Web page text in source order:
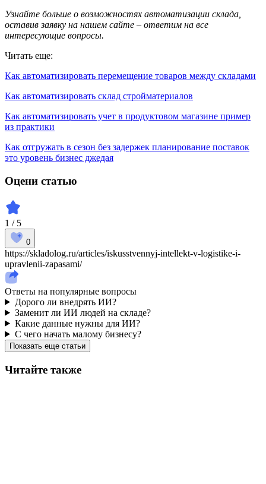
Узнайте больше о возможностях автоматизации склада,
оставив заявку на нашем сайте – ответим на все
интересующие вопросы.
Читать еще:
Как автоматизировать перемещение товаров между складами
Как автоматизировать склад стройматериалов
Как автоматизировать учет в продуктовом магазине пример
из практики
Как отгружать в сезон без задержек планирование поставок
это уровень бизнес джедая
Оцени статью
1 / 5
0
https://skladolog.ru/articles/iskusstvennyj-intellekt-v-logistike-i-
upravlenii-zapasami/
Ответы на популярные вопросы
Дорого ли внедрять ИИ?
Заменит ли ИИ людей на складе?
Какие данные нужны для ИИ?
С чего начать малому бизнесу?
Показать еще статьи
Читайте также